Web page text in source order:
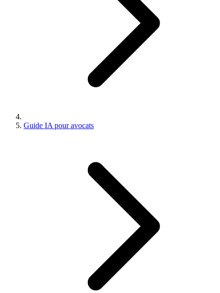
Guide IA pour avocats